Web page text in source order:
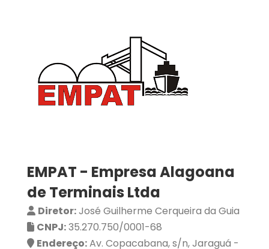
EMPAT - Empresa Alagoana
de Terminais Ltda
Diretor:José Guilherme Cerqueira da Guia
CNPJ:35.270.750/0001-68
Endereço:Av. Copacabana, s/n, Jaraguá -